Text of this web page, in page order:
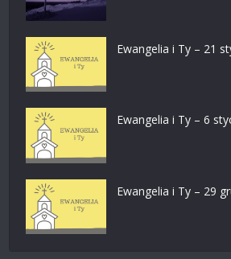
Ewangelia i Ty – 21
Ewangelia i Ty – 6
Ewangelia i Ty – 29